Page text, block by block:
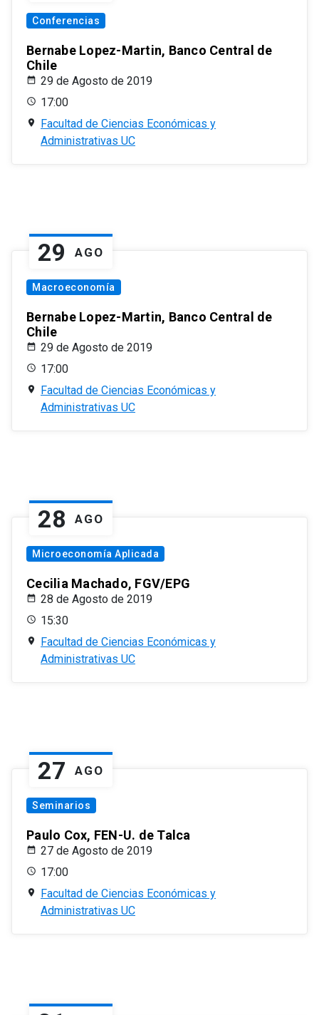
Conferencias
Bernabe Lopez-Martin, Banco Central de
Chile
29 de Agosto de 2019
17:00
Facultad de Ciencias Económicas y
Administrativas UC
29 AGO
Macroeconomía
Bernabe Lopez-Martin, Banco Central de
Chile
29 de Agosto de 2019
17:00
Facultad de Ciencias Económicas y
Administrativas UC
28 AGO
Microeconomía Aplicada
Cecilia Machado, FGV/EPG
28 de Agosto de 2019
15:30
Facultad de Ciencias Económicas y
Administrativas UC
27 AGO
Seminarios
Paulo Cox, FEN-U. de Talca
27 de Agosto de 2019
17:00
Facultad de Ciencias Económicas y
Administrativas UC